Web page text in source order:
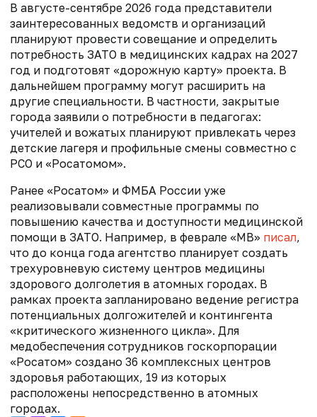
В августе-сентябре 2026 года представители
заинтересованных ведомств и организаций
планируют провести совещание и определить
потребность ЗАТО в медицинских кадрах на 2027
год и подготовят «дорожную карту» проекта. В
дальнейшем программу могут расширить на
другие специальности. В частности, закрытые
города заявили о потребности в педагогах:
учителей и вожатых планируют привлекать через
детские лагеря и профильные смены совместно с
РСО и «Росатомом».
Ранее «Росатом» и ФМБА России уже
реализовывали совместные программы по
повышению качества и доступности медицинской
помощи в ЗАТО. Например, в феврале «МВ» писал,
что до конца года агентство планирует создать
трехуровневую систему центров медицины
здорового долголетия в атомных городах. В
рамках проекта запланировано ведение регистра
потенциальных долгожителей и контингента
«критического жизненного цикла». Для
медобеспечения сотрудников госкорпорации
«Росатом» создано 36 комплексных центров
здоровья работающих, 19 из которых
расположены непосредственно в атомных
городах.